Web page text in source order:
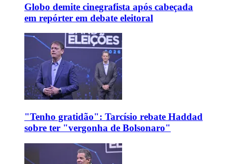
Globo demite cinegrafista após cabeçada
em repórter em debate eleitoral
"Tenho gratidão": Tarcísio rebate Haddad
sobre ter "vergonha de Bolsonaro"